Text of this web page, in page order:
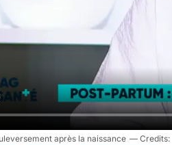
après la naissance